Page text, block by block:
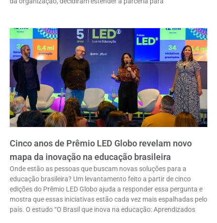
Cinco anos de Prêmio LED Globo revelam novo
mapa da inovação na educação brasileira
Onde estão as pessoas que buscam novas soluções para a
educação brasileira? Um levantamento feito a partir de cinco
edições do Prêmio LED Globo ajuda a responder essa pergunta e
mostra que essas iniciativas estão cada vez mais espalhadas pelo
país. O estudo “O Brasil que inova na educação: Aprendizados